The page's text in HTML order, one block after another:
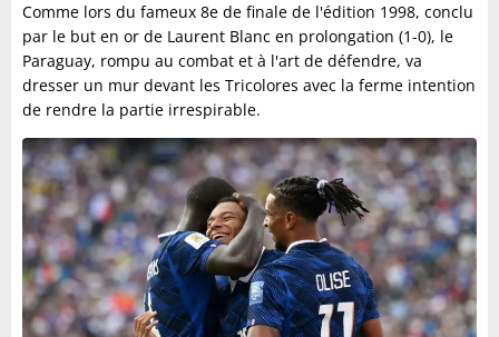
Comme lors du fameux 8e de finale de l'édition 1998, conclu
par le but en or de Laurent Blanc en prolongation (1-0), le
Paraguay, rompu au combat et à l'art de défendre, va
dresser un mur devant les Tricolores avec la ferme intention
de rendre la partie irrespirable.